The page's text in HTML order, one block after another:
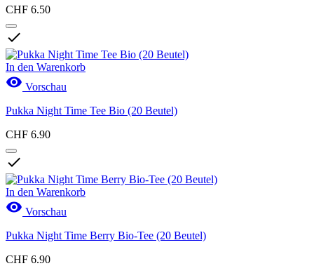
CHF 6.50

In den Warenkorb
 Vorschau
Pukka Night Time Tee Bio (20 Beutel)
CHF 6.90

In den Warenkorb
 Vorschau
Pukka Night Time Berry Bio-Tee (20 Beutel)
CHF 6.90